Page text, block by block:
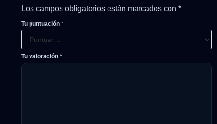
Los campos obligatorios están marcados con *
Tu puntuación *
Tu valoración *